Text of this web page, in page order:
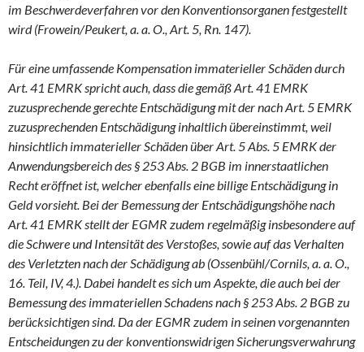
im Beschwerdeverfahren vor den Konventionsorganen festgestellt
wird (Frowein/Peukert, a. a. O., Art. 5, Rn. 147).
Für eine umfassende Kompensation immaterieller Schäden durch
Art. 41 EMRK spricht auch, dass die gemäß Art. 41 EMRK
zuzusprechende gerechte Entschädigung mit der nach Art. 5 EMRK
zuzusprechenden Entschädigung inhaltlich übereinstimmt, weil
hinsichtlich immaterieller Schäden über Art. 5 Abs. 5 EMRK der
Anwendungsbereich des § 253 Abs. 2 BGB im innerstaatlichen
Recht eröffnet ist, welcher ebenfalls eine billige Entschädigung in
Geld vorsieht. Bei der Bemessung der Entschädigungshöhe nach
Art. 41 EMRK stellt der EGMR zudem regelmäßig insbesondere auf
die Schwere und Intensität des Verstoßes, sowie auf das Verhalten
des Verletzten nach der Schädigung ab (Ossenbühl/Cornils, a. a. O.,
16. Teil, IV, 4.). Dabei handelt es sich um Aspekte, die auch bei der
Bemessung des immateriellen Schadens nach § 253 Abs. 2 BGB zu
berücksichtigen sind. Da der EGMR zudem in seinen vorgenannten
Entscheidungen zu der konventionswidrigen Sicherungsverwahrung